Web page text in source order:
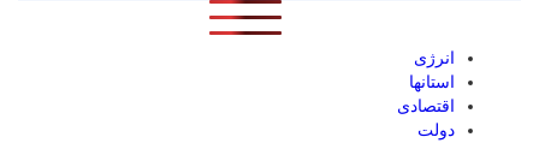
انرژی
استانها
اقتصادی
دولت